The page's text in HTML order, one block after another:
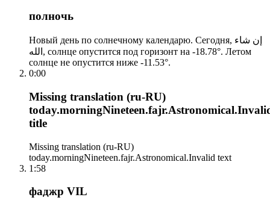
полночь
Новый день по солнечному календарю. Сегодня, إن شاء
الله, солнце опустится под горизонт на -18.78°. Летом
солнце не опустится ниже -11.53°.
0:00
Missing translation (ru-RU)
title
Missing translation (ru-RU)
today.morningNineteen.fajr.Astronomical.Invalid text
1:58
фаджр VIL